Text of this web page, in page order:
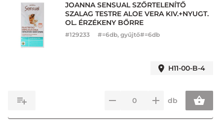
JOANNA SENSUAL SZŐRTELENÍTŐ
SZALAG TESTRE ALOE VERA KIV.+NYUGT.
OL. ÉRZÉKENY BŐRRE
#129233 #=6db, gyűjtő#=6db
H11-00-B-4
db